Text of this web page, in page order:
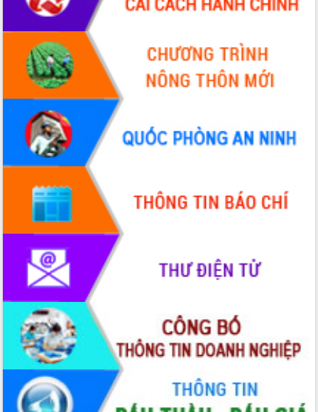
HĐND tỉnh thông qua điều chỉnh Quy
hoạch tỉnh thời kỳ 2021-2030
Hội thảo góp ý hồ sơ điều chỉnh quy
hoạch tỉnh Đắk Lắk thời kỳ 2021-2030,
tầm nhìn đến năm 2050
Nâng cao hiệu quả hoạt động của các
doanh nghiệp nhà nước
Hội nghị triển khai kết nối mạng
truyền số liệu chuyên dùng phục vụ cơ
quan Đảng, Nhà nước
Lễ phát động chuỗi hoạt động chung
tay làm sạch môi trường
Xã Ea Kar bước chuyển mình trong
công tác cải cách hành chính mô hình
UBND tỉnh họp báo định kỳ tháng 4
năm 2026
Hội thảo khoa học “Giải pháp thúc đẩy
phát triển nền kinh tế xanh tại tỉnh
Đắk Lắk”
Tăng cường giám sát, đôn đốc thực
hiện nhiệm vụ quản lý tài sản công
hàng tuần
Tháo gỡ những vướng mắc, đẩy mạnh
công tác cải cách thủ tục hành chính
tại Trung tâm Phục vụ hành chính
công tỉnh